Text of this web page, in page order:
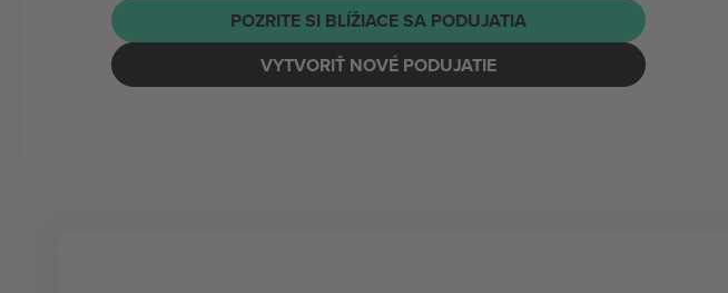
POZRITE SI BLÍŽIACE SA PODUJATIA
VYTVORIŤ NOVÉ PODUJATIE